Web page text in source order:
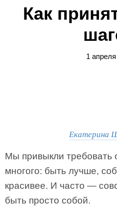
Как
1
Екатерина
Мы привыкли требовать
многого: быть лучше,
красивее. И часто —
быть просто собой.